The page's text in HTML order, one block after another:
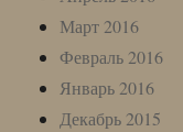
Март 2016
Февраль 2016
Январь 2016
Декабрь 2015